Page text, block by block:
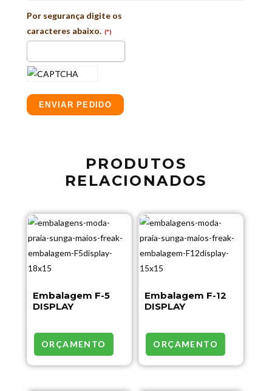
Por segurança digite os
caracteres abaixo. (*)
ENVIAR PEDIDO
PRODUTOS
RELACIONADOS
Embalagem F-5
DISPLAY
ORÇAMENTO
Embalagem F-12
DISPLAY
ORÇAMENTO